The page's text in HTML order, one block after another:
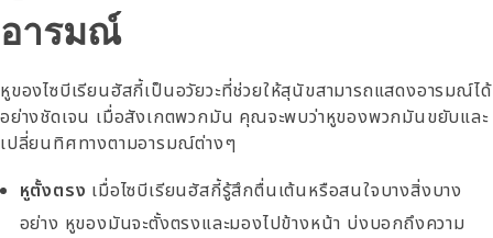
อารมณ์
หูของไซบีเรียนฮัสกี้เป็นอวัยวะที่ช่วยให้สุนัขสามารถแสดงอารมณ์ได้
อย่างชัดเจน เมื่อสังเกตพวกมัน คุณจะพบว่าหูของพวกมันขยับและ
เปลี่ยนทิศทางตามอารมณ์ต่างๆ
หูตั้งตรง เมื่อไซบีเรียนฮัสกี้รู้สึกตื่นเต้นหรือสนใจบางสิ่งบาง
อย่าง หูของมันจะตั้งตรงและมองไปข้างหน้า บ่งบอกถึงความ